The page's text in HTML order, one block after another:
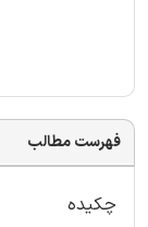
فهرست مطالب
چکیده